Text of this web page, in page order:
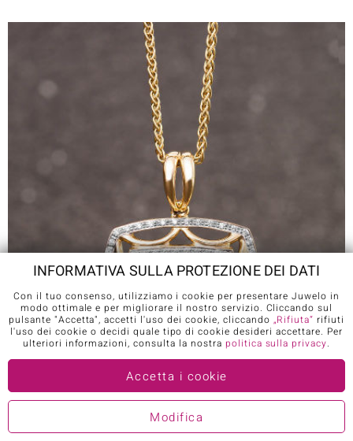
INFORMATIVA SULLA PROTEZIONE DEI DATI
Con il tuo consenso, utilizziamo i cookie per presentare Juwelo in
modo ottimale e per migliorare il nostro servizio. Cliccando sul
pulsante "Accetta", accetti l'uso dei cookie, cliccando „Rifiuta“ rifiuti
l'uso dei cookie o decidi quale tipo di cookie desideri accettare. Per
ulteriori informazioni, consulta la nostra politica sulla privacy.
Accetta i cookie
Modifica